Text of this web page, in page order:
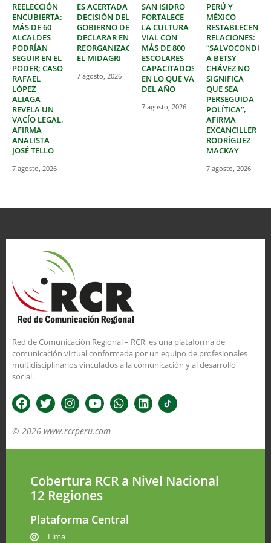
REELECCIÓN
ENCUBIERTA:
MÁS DE 60
ALCALDES
PODRÍAN
SEGUIR EN EL
PODER; CASO
RAFAEL
LÓPEZ
ALIAGA
REVELA UN
VACÍO LEGAL,
AFIRMA
ANALISTA
JOSÉ TELLO
7 agosto, 2026
ES ACERTADA
DECISIÓN DEL
GOBIERNO DE
DECLARAR EN
REORGANIZACIÓN
EL MIDAGRI
7 agosto, 2026
SAN ISIDRO
FORTALECE
LA CULTURA
VIAL CON
MÁS DE 800
ESCOLARES
CAPACITADOS
EN LO QUE VA
DEL AÑO
7 agosto, 2026
PERÚ Y
MÉXICO
RESTABLECEN
RELACIONES:
A BETSY
CHÁVEZ NO
SIGNIFICA
QUE SEA
PERSEGUIDA
POLÍTICA”,
AFIRMA
EXCANCILLER
RODRÍGUEZ
MACKAY
7 agosto, 2026
Red de Comunicación Regional – RCR, es una plataforma de
comunicación virtual conformada por un equipo de profesionales
multidisciplinarios vinculados a la comunicación y al desarrollo
social.
© 2026 www.rcrperu.com
Cobertura RCR a Nivel Nacional
12 Regiones
Plataforma Central
Lima